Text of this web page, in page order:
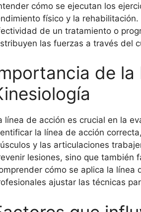
cómo se ejecutan los
físico y la
de un tratamiento o
las fuerzas a través del
de
línea de acción es crucial en la
la línea de acción
y las articulaciones
lesiones, sino que también
cómo se aplica la
ajustar las técnicas